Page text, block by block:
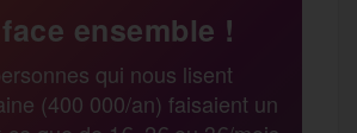
t l
s
a
ensemble !
qui nous lisent
(400 000/an) faisaient un